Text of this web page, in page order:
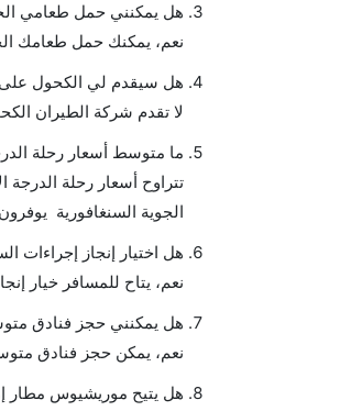
هل يمكنني حمل طعامي
نعم، يمكنك حمل طعامك
هل سيقدم لي الكحول
لا تقدم شركة الطيران
ما متوسط أسعار رحلة
الجوية السنغافورية
هل اختيار إنجاز إجراءات
نعم، يتاح للمسافر خيار
هل يمكنني حجز فنادق
نعم، يمكن حجز فنادق
هل يتيح موريشيوس مطار